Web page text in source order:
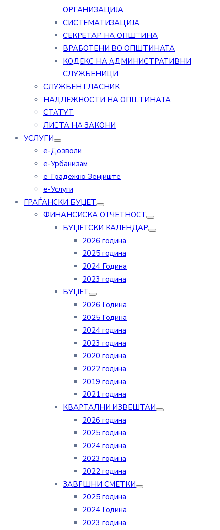
ОРГАНИЗАЦИЈА
СИСТЕМАТИЗАЦИЈА
СЕКРЕТАР НА ОПШТИНА
ВРАБОТЕНИ ВО ОПШТИНАТА
КОДЕКС НА АДМИНИСТРАТИВНИ
СЛУЖБЕНИЦИ
СЛУЖБЕН ГЛАСНИК
НАДЛЕЖНОСТИ НА ОПШТИНАТА
СТАТУТ
ЛИСТА НА ЗАКОНИ
УСЛУГИ
е-Дозволи
е-Урбанизам
е-Градежно Земјиште
е-Услуги
ГРАЃАНСКИ БУЏЕТ
ФИНАНСИСКА ОТЧЕТНОСТ
БУЏЕТСКИ КАЛЕНДАР
2026 година
2025 година
2024 Година
2023 година
БУЏЕТ
2026 Година
2025 Година
2024 година
2023 година
2020 година
2022 година
2019 година
2021 година
КВАРТАЛНИ ИЗВЕШТАИ
2026 година
2025 година
2024 година
2023 година
2022 година
ЗАВРШНИ СМЕТКИ
2025 година
2024 Година
2023 година